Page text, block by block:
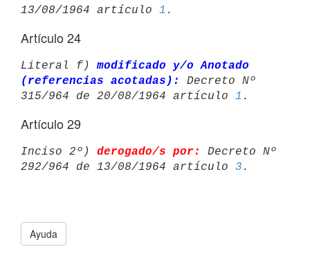
13/08/1964 artículo 1
Artículo 24
Literal f) modificado y/o Anotado
(referencias acotadas):
Decreto Nº
315/964 de 20/08/1964 artículo 1
Artículo 29
Inciso 2º) derogado/s por:
Decreto Nº
292/964 de 13/08/1964 artículo 3
Ayuda